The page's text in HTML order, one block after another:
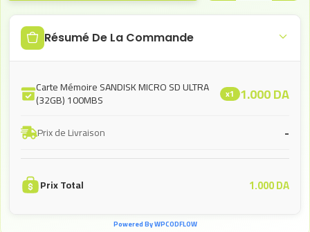
Résumé De La Commande
Carte Mémoire SANDISK MICRO SD ULTRA
(32GB) 100MBS x1 1.000DA
Prix de Livraison -
Prix Total 1.000DA
Powered By WPCODFLOW